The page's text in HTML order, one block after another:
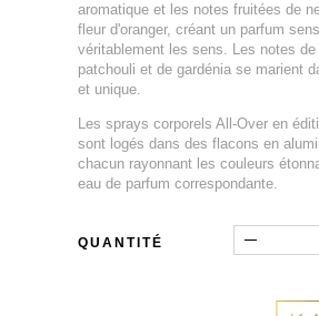
aromatique et les notes fruitées de
fleur d'oranger, créant un parfum
véritablement les sens. Les notes
patchouli et de gardénia se marient
et unique.
Les sprays corporels All-Over en
sont logés dans des flacons en
chacun rayonnant les couleurs
eau de parfum correspondante.
QUANTITÉ